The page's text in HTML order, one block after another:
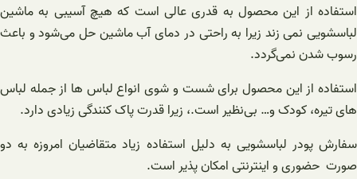
استفاده از این محصول به قدری عالی است که هیچ آسیبی به ماشین
لباسشویی نمی زند زیرا به راحتی در دمای آب ماشین حل می‌شود و باعث
رسوب شدن نمی‌گردد.
استفاده از این محصول برای شست و شوی انواع لباس ها از جمله لباس
های تیره، کودک و… بی‌نظیر است.، زیرا قدرت پاک کنندگی زیادی دارد.
سفارش پودر لباسشویی به دلیل استفاده زیاد متقاضیان امروزه به دو
صورت حضوری و اینترنتی امکان پذیر است.